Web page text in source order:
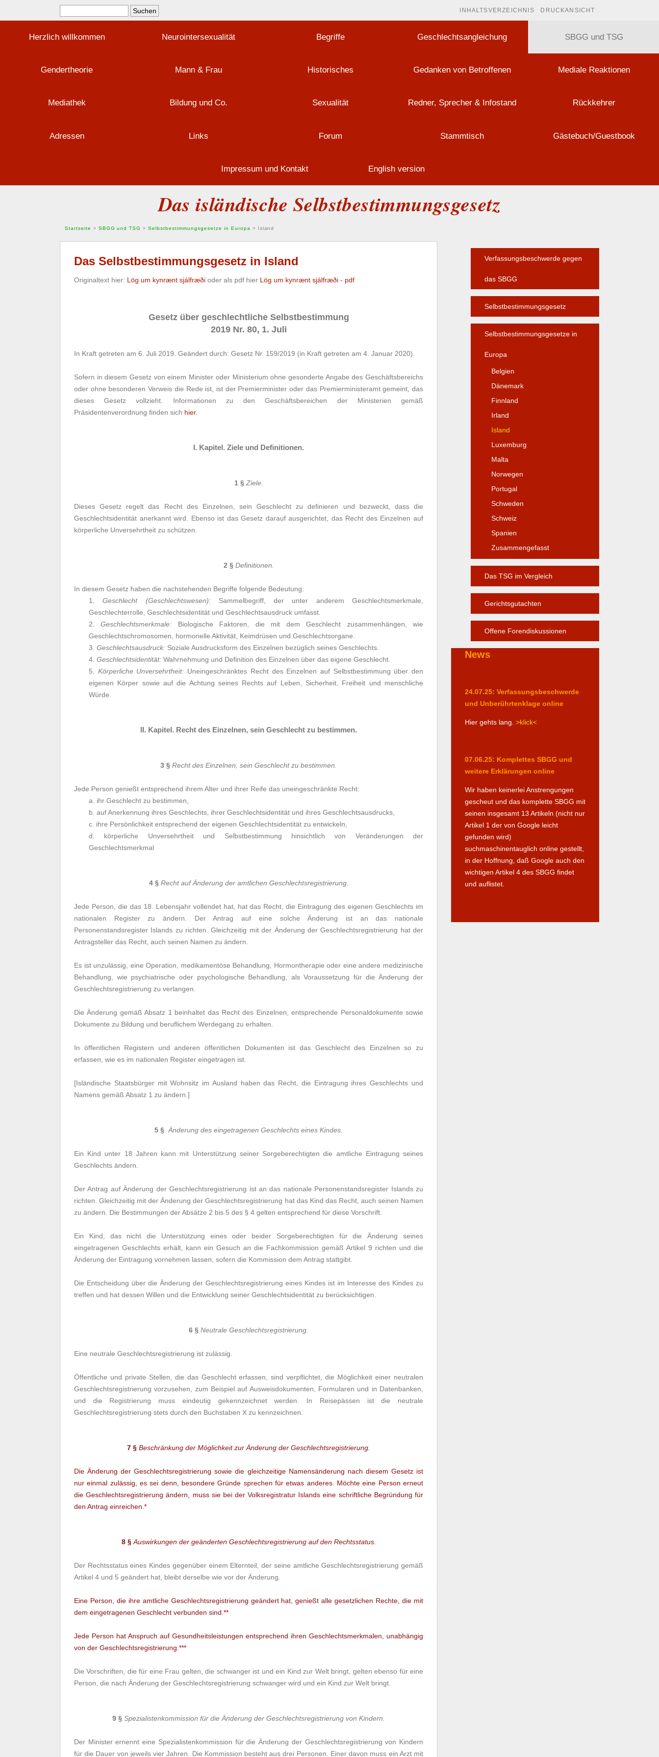
INHALTSVERZEICHNIS DRUCKANSICHT
Herzlich willkommen Neurointersexualität Begriffe Geschlechtsangleichung SBGG und TSG
Gendertheorie Mann & Frau Historisches Gedanken von Betroffenen Mediale Reaktionen
Mediathek Bildung und Co. Sexualität Redner, Sprecher & Infostand Rückkehrer
Adressen Links Forum Stammtisch Gästebuch/Guestbook
Impressum und Kontakt English version
Das isländische Selbstbestimmungsgesetz
Startseite > SBGG und TSG >Selbstbestimmungsgesetze in Europa > Island
Das Selbstbestimmungsgesetz in Island
Originaltext hier: Lög um kynrænt sjálfræði oder als pdf hier Lög um kynrænt sjálfræði - pdf
Gesetz über geschlechtliche Selbstbestimmung
2019 Nr. 80, 1. Juli
In Kraft getreten am 6. Juli 2019. Geändert durch: Gesetz Nr. 159/2019 (in Kraft getreten am 4. Januar 2020).
Sofern in diesem Gesetz von einem Minister oder Ministerium ohne gesonderte Angabe des Geschäftsbereichs
oder ohne besonderen Verweis die Rede ist, ist der Premierminister oder das Premierministeramt gemeint, das
dieses Gesetz vollzieht. Informationen zu den Geschäftsbereichen der Ministerien gemäß
Präsidentenverordnung finden sich hier.
I. Kapitel. Ziele und Definitionen.
1 § Ziele.
Dieses Gesetz regelt das Recht des Einzelnen, sein Geschlecht zu definieren und bezweckt, dass die
Geschlechtsidentität anerkannt wird. Ebenso ist das Gesetz darauf ausgerichtet, das Recht des Einzelnen auf
körperliche Unversehrtheit zu schützen.
2 § Definitionen.
In diesem Gesetz haben die nachstehenden Begriffe folgende Bedeutung:
1.Geschlecht (Geschlechtswesen):Sammelbegriff, der unter anderem Geschlechtsmerkmale,
Geschlechterrolle, Geschlechtsidentität und Geschlechtsausdruck umfasst.
2.Geschlechtsmerkmale: Biologische Faktoren, die mit dem Geschlecht zusammenhängen, wie
Geschlechtschromosomen, hormonelle Aktivität, Keimdrüsen und Geschlechtsorgane.
3. Geschlechtsausdruck: Soziale Ausdrucksform des Einzelnen bezüglich seines Geschlechts.
4. Geschlechtsidentität: Wahrnehmung und Definition des Einzelnen über das eigene Geschlecht.
5. Körperliche Unversehrtheit: Uneingeschränktes Recht des Einzelnen auf Selbstbestimmung über den
eigenen Körper sowie auf die Achtung seines Rechts auf Leben, Sicherheit, Freiheit und menschliche
Würde.
II. Kapitel. Recht des Einzelnen, sein Geschlecht zu bestimmen.
3 § Recht des Einzelnen, sein Geschlecht zu bestimmen.
Jede Person genießt entsprechend ihrem Alter und ihrer Reife das uneingeschränkte Recht:
a. ihr Geschlecht zu bestimmen,
b. auf Anerkennung ihres Geschlechts, ihrer Geschlechtsidentität und ihres Geschlechtsausdrucks,
c. ihre Persönlichkeit entsprechend der eigenen Geschlechtsidentität zu entwickeln,
d. körperliche Unversehrtheit und Selbstbestimmung hinsichtlich von Veränderungen der
Geschlechtsmerkmal
4 §Recht auf Änderung der amtlichen Geschlechtsregistrierung.
Jede Person, die das 18. Lebensjahr vollendet hat, hat das Recht, die Eintragung des eigenen Geschlechts im
nationalen Register zu ändern. Der Antrag auf eine solche Änderung ist an das nationale
Personenstandsregister Islands zu richten. Gleichzeitig mit der Änderung der Geschlechtsregistrierung hat der
Antragsteller das Recht, auch seinen Namen zu ändern.
Es ist unzulässig, eine Operation, medikamentöse Behandlung, Hormontherapie oder eine andere medizinische
Behandlung, wie psychiatrische oder psychologische Behandlung, als Voraussetzung für die Änderung der
Geschlechtsregistrierung zu verlangen.
Die Änderung gemäß Absatz 1 beinhaltet das Recht des Einzelnen, entsprechende Personaldokumente sowie
Dokumente zu Bildung und beruflichem Werdegang zu erhalten.
In öffentlichen Registern und anderen öffentlichen Dokumenten ist das Geschlecht des Einzelnen so zu
erfassen, wie es im nationalen Register eingetragen ist.
[Isländische Staatsbürger mit Wohnsitz im Ausland haben das Recht, die Eintragung ihres Geschlechts und
Namens gemäß Absatz 1 zu ändern.]
5 § Änderung des eingetragenen Geschlechts eines Kindes.
Ein Kind unter 18 Jahren kann mit Unterstützung seiner Sorgeberechtigten die amtliche Eintragung seines
Geschlechts ändern.
Der Antrag auf Änderung der Geschlechtsregistrierung ist an das nationale Personenstandsregister Islands zu
richten. Gleichzeitig mit der Änderung der Geschlechtsregistrierung hat das Kind das Recht, auch seinen Namen
zu ändern. Die Bestimmungen der Absätze 2 bis 5 des § 4 gelten entsprechend für diese Vorschrift.
Ein Kind, das nicht die Unterstützung eines oder beider Sorgeberechtigten für die Änderung seines
eingetragenen Geschlechts erhält, kann ein Gesuch an die Fachkommission gemäß Artikel 9 richten und die
Änderung der Eintragung vornehmen lassen, sofern die Kommission dem Antrag stattgibt.
Die Entscheidung über die Änderung der Geschlechtsregistrierung eines Kindes ist im Interesse des Kindes zu
treffen und hat dessen Willen und die Entwicklung seiner Geschlechtsidentität zu berücksichtigen.
6 § Neutrale Geschlechtsregistrierung.
Eine neutrale Geschlechtsregistrierung ist zulässig.
Öffentliche und private Stellen, die das Geschlecht erfassen, sind verpflichtet, die Möglichkeit einer neutralen
Geschlechtsregistrierung vorzusehen, zum Beispiel auf Ausweisdokumenten, Formularen und in Datenbanken,
und die Registrierung muss eindeutig gekennzeichnet werden. In Reisepässen ist die neutrale
Geschlechtsregistrierung stets durch den Buchstaben X zu kennzeichnen.
7 § Beschränkung der Möglichkeit zur Änderung der Geschlechtsregistrierung.
Die Änderung der Geschlechtsregistrierung sowie die gleichzeitige Namensänderung nach diesem Gesetz ist
nur einmal zulässig, es sei denn, besondere Gründe sprechen für etwas anderes. Möchte eine Person erneut
die Geschlechtsregistrierung ändern, muss sie bei der Volksregistratur Islands eine schriftliche Begründung für
den Antrag einreichen.*
8 § Auswirkungen der geänderten Geschlechtsregistrierung auf den Rechtsstatus.
Der Rechtsstatus eines Kindes gegenüber einem Elternteil, der seine amtliche Geschlechtsregistrierung gemäß
Artikel 4 und 5 geändert hat, bleibt derselbe wie vor der Änderung.
Eine Person, die ihre amtliche Geschlechtsregistrierung geändert hat, genießt alle gesetzlichen Rechte, die mit
dem eingetragenen Geschlecht verbunden sind.**
Jede Person hat Anspruch auf Gesundheitsleistungen entsprechend ihren Geschlechtsmerkmalen, unabhängig
von der Geschlechtsregistrierung.***
Die Vorschriften, die für eine Frau gelten, die schwanger ist und ein Kind zur Welt bringt, gelten ebenso für eine
Person, die nach Änderung der Geschlechtsregistrierung schwanger wird und ein Kind zur Welt bringt.
9 § Spezialistenkommission für die Änderung der Geschlechtsregistrierung von Kindern.
Der Minister ernennt eine Spezialistenkommission für die Änderung der Geschlechtsregistrierung von Kindern
für die Dauer von jeweils vier Jahren. Die Kommission besteht aus drei Personen. Einer davon muss ein Arzt mit
Verfassungsbeschwerde gegen
das SBGG
Selbstbestimmungsgesetz
Selbstbestimmungsgesetze in
Europa
Belgien
Dänemark
Finnland
Irland
Island
Luxemburg
Malta
Norwegen
Portugal
Schweden
Schweiz
Spanien
Zusammengefasst
Das TSG im Vergleich
Gerichtsgutachten
Offene Forendiskussionen
News
24.07.25: Verfassungsbeschwerde
und Unberührtenklage online
Hier gehts lang. >klick<
07.06.25: Komplettes SBGG und
weitere Erklärungen online
Wir haben keinerlei Anstrengungen
gescheut und das komplette SBGG mit
seinen insgesamt 13 Artikeln (nicht nur
Artikel 1 der von Google leicht
gefunden wird)
suchmaschinentauglich online gestellt,
in der Hoffnung, daß Google auch den
wichtigen Artikel 4 des SBGG findet
und auflistet.